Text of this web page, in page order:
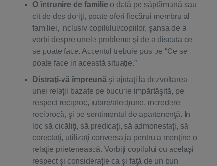
O întrunire de familie o dată pe săptămană sau
cit de des doriţi, poate oferi fiecărui membru al
familiei, inclusiv copilului/copiilor, şansa de a
vorbi despre unele probleme şi de a discuta ce
se poate face. Accentul trebuie pus pe “Ce se
poate face in această situaţie.”
Distraţi-vă împreună şi ajutaţi la dezvoltarea
unei relaţii bazate pe bucurie impărtăşită, pe
respect reciproc, iubire/afecţiune, incredere
reciprocă, şi pe sentimentul de apartenenţă. In
loc să cicăliţi, să predicaţi, să admonestaţi, să
corectaţi, utilizaţi conversaţia pentru a menţine o
relaţie prietenească. Vorbiţi copilului cu acelaşi
respect şi consideraţie ca şi faţă de un bun